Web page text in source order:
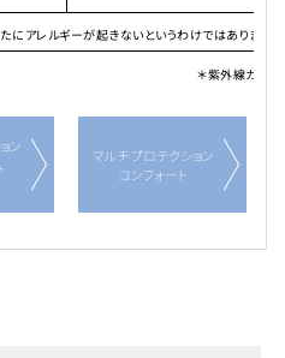
にアレルギーが起きないというわけではありません
＊紫外線カット
ン
マルチ プロテクション
コンフォート